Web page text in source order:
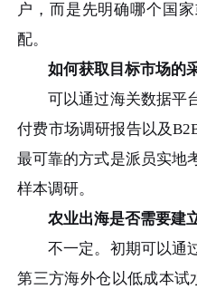
户，而是先明确哪个国
配。
如何获取目标市场的
可以通过海关数据平台
付费市场调研报告以及
最可靠的方式是派员实地
样本调研。
农业出海是否需要建
不一定。初期可以通过
第三方海外仓以低成本试